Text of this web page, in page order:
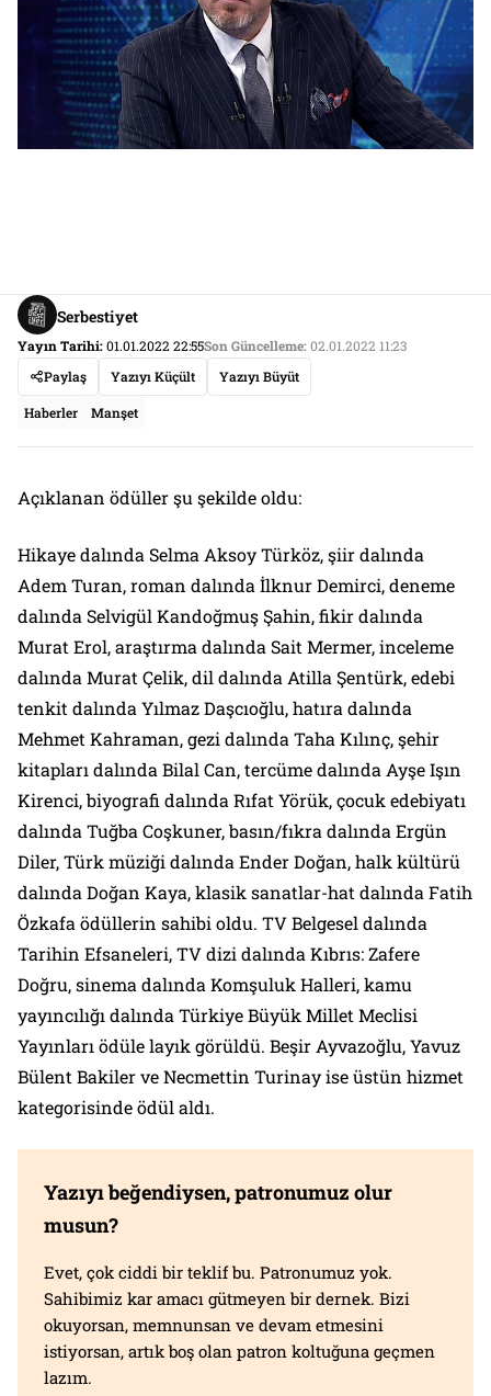
Serbestiyet
Yayın Tarihi:01.01.2022 22:55Son Güncelleme:02.01.2022 11:23
Paylaş
Yazıyı Küçült Yazıyı Büyüt
Haberler Manşet
Açıklanan ödüller şu şekilde oldu:
Hikaye dalında Selma Aksoy Türköz, şiir dalında
Adem Turan, roman dalında İlknur Demirci, deneme
dalında Selvigül Kandoğmuş Şahin, fikir dalında
Murat Erol, araştırma dalında Sait Mermer, inceleme
dalında Murat Çelik, dil dalında Atilla Şentürk, edebi
tenkit dalında Yılmaz Daşcıoğlu, hatıra dalında
Mehmet Kahraman, gezi dalında Taha Kılınç, şehir
kitapları dalında Bilal Can, tercüme dalında Ayşe Işın
Kirenci, biyografi dalında Rıfat Yörük, çocuk edebiyatı
dalında Tuğba Coşkuner, basın/fıkra dalında Ergün
Diler, Türk müziği dalında Ender Doğan, halk kültürü
dalında Doğan Kaya, klasik sanatlar-hat dalında Fatih
Özkafa ödüllerin sahibi oldu. TV Belgesel dalında
Tarihin Efsaneleri, TV dizi dalında Kıbrıs: Zafere
Doğru, sinema dalında Komşuluk Halleri, kamu
yayıncılığı dalında Türkiye Büyük Millet Meclisi
Yayınları ödüle layık görüldü. Beşir Ayvazoğlu, Yavuz
Bülent Bakiler ve Necmettin Turinay ise üstün hizmet
kategorisinde ödül aldı.
Yazıyı beğendiysen, patronumuz olur
musun?
Evet, çok ciddi bir teklif bu. Patronumuz yok.
Sahibimiz kar amacı gütmeyen bir dernek. Bizi
okuyorsan, memnunsan ve devam etmesini
istiyorsan, artık boş olan patron koltuğuna geçmen
lazım.